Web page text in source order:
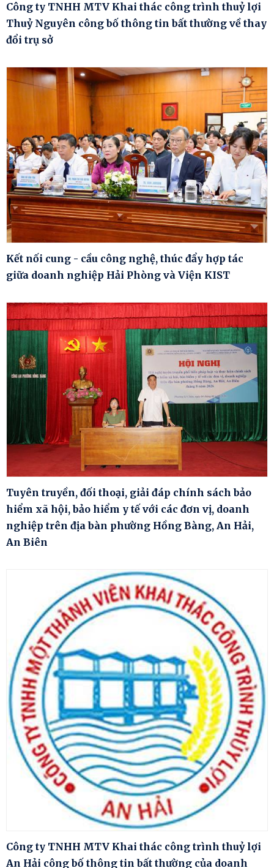
Công ty TNHH MTV Khai thác công trình thuỷ lợi
Thuỷ Nguyên công bố thông tin bất thường về thay
đổi trụ sở
Kết nối cung - cầu công nghệ, thúc đẩy hợp tác
giữa doanh nghiệp Hải Phòng và Viện KIST
Tuyên truyền, đối thoại, giải đáp chính sách bảo
hiểm xã hội, bảo hiểm y tế với các đơn vị, doanh
nghiệp trên địa bàn phường Hồng Bàng, An Hải,
An Biên
Công ty TNHH MTV Khai thác công trình thuỷ lợi
An Hải công bố thông tin bất thường của doanh